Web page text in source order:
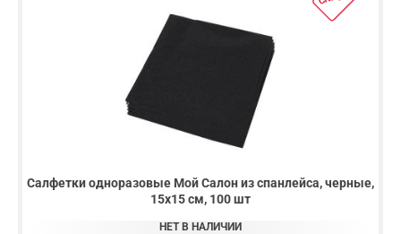
Салфетки одноразовые Мой Салон из спанлейса, черные,
15х15 см, 100 шт
НЕТ В НАЛИЧИИ